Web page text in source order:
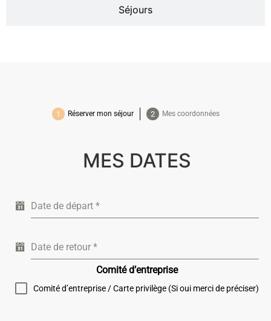
Séjours
Réserver mon séjour Mes coordonnées
MES DATES
Date de départ *
Date de retour *
Comité d’entreprise
Comité d’entreprise / Carte privilège (Si oui merci de préciser)